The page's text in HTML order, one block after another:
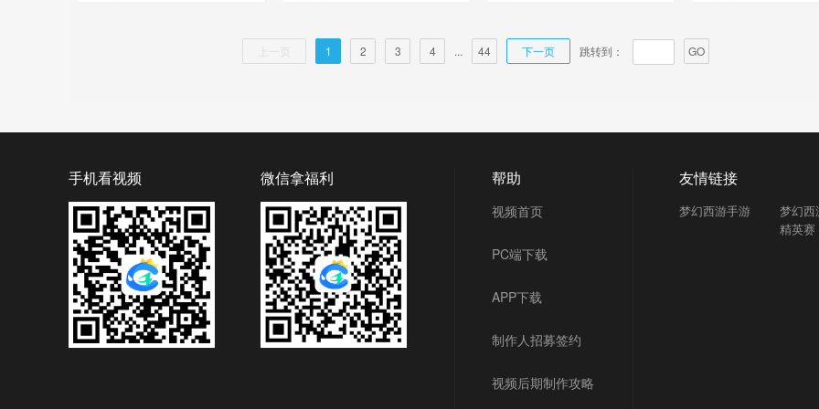
1 2 3 4 ... 44 下一页 跳转到： GO
手机看视频 微信拿福利 帮助
视频首页
PC端下载
APP下载
制作人招募签约
视频后期制作攻略
友情链接
梦幻西游手游
梦幻西
精英赛